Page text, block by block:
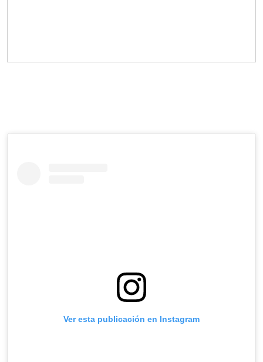
Ver esta publicación en Instagram